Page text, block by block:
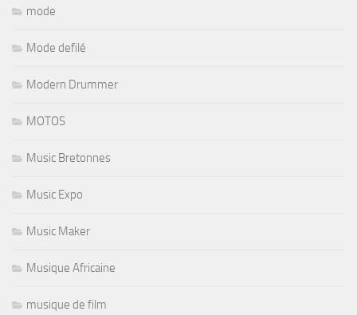
mode
Mode defilé
Modern Drummer
MOTOS
Music Bretonnes
Music Expo
Music Maker
Musique Africaine
musique de film